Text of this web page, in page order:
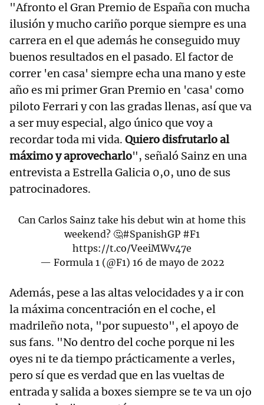
"Afronto el Gran Premio de España con mucha
ilusión y mucho cariño porque siempre es una
carrera en el que además he conseguido muy
buenos resultados en el pasado. El factor de
correr 'en casa' siempre echa una mano y este
año es mi primer Gran Premio en 'casa' como
piloto Ferrari y con las gradas llenas, así que va
a ser muy especial, algo único que voy a
recordar toda mi vida. Quiero disfrutarlo al
máximo y aprovecharlo", señaló Sainz en una
entrevista a Estrella Galicia 0,0, uno de sus
patrocinadores.
Can Carlos Sainz take his debut win at home this
weekend? 🤔#SpanishGP #F1
https://t.co/VeeiMWv47e
— Formula 1 (@F1) 16 de mayo de 2022
Además, pese a las altas velocidades y a ir con
la máxima concentración en el coche, el
madrileño nota, "por supuesto", el apoyo de
sus fans. "No dentro del coche porque ni les
oyes ni te da tiempo prácticamente a verles,
pero sí que es verdad que en las vueltas de
entrada y salida a boxes siempre se te va un ojo